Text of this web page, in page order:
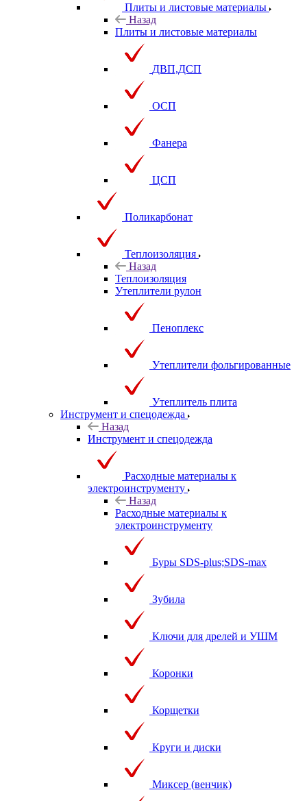
Плиты и листовые материалы
Назад
Плиты и листовые материалы
ДВП,ДСП
ОСП
Фанера
ЦСП
Поликарбонат
Теплоизоляция
Назад
Теплоизоляция
Утеплители рулон
Пеноплекс
Утеплители фольгированные
Утеплитель плита
Инструмент и спецодежда
Назад
Инструмент и спецодежда
Расходные материалы к
электроинструменту
Назад
Расходные материалы к
электроинструменту
Буры SDS-plus;SDS-max
Зубила
Ключи для дрелей и УШМ
Коронки
Корщетки
Круги и диски
Миксер (венчик)